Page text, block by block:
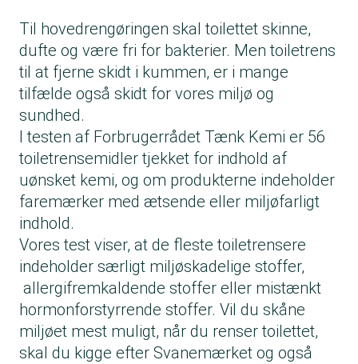
Til hovedrengøringen skal toilettet skinne,
dufte og være fri for bakterier. Men toiletrens
til at fjerne skidt i kummen, er i mange
tilfælde også skidt for vores miljø og
sundhed.
I testen af Forbrugerrådet Tænk Kemi er 56
toiletrensemidler tjekket for indhold af
uønsket kemi, og om produkterne indeholder
faremærker med ætsende eller miljøfarligt
indhold.
Vores test viser, at de fleste toiletrensere
indeholder særligt miljøskadelige stoffer,
allergifremkaldende stoffer eller mistænkt
hormonforstyrrende stoffer. Vil du skåne
miljøet mest muligt, når du renser toilettet,
skal du kigge efter Svanemærket og også